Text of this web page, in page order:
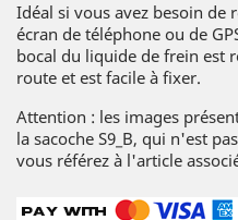
Idéal si vous avez besoin de
écran de téléphone ou de
bocal du liquide de frein est
route et est facile à fixer.
Attention : les images
la sacoche S9_B, qui n'est
vous référez à l'article